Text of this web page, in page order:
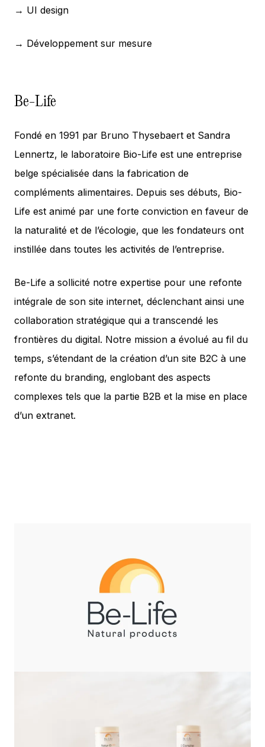
→ UI design
→ Développement sur mesure
Be-Life
Fondé en 1991 par Bruno Thysebaert et Sandra
Lennertz, le laboratoire Bio-Life est une entreprise
belge spécialisée dans la fabrication de
compléments alimentaires. Depuis ses débuts, Bio-
Life est animé par une forte conviction en faveur de
la naturalité et de l’écologie, que les fondateurs ont
instillée dans toutes les activités de l’entreprise.
Be-Life a sollicité notre expertise pour une refonte
intégrale de son site internet, déclenchant ainsi une
collaboration stratégique qui a transcendé les
frontières du digital. Notre mission a évolué au fil du
temps, s’étendant de la création d’un site B2C à une
refonte du branding, englobant des aspects
complexes tels que la partie B2B et la mise en place
d’un extranet.